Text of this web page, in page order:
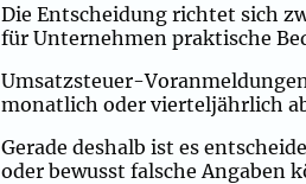
Die Entscheidung richtet sich
für Unternehmen praktische
Umsatzsteuer-
monatlich oder vierteljährlich
Gerade deshalb ist es
oder bewusst falsche Angaben